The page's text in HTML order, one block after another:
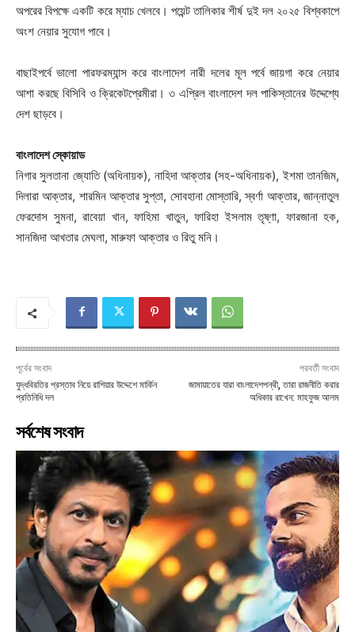
অপরের বিপক্ষে একটি করে ম্যাচ খেলবে। পয়েন্ট তালিকার শীর্ষ দুই দল ২০২৫ বিশ্বকাপে
অংশ নেয়ার সুযোগ পাবে।
বাছাইপর্বে ভালো পারফরম্যান্স করে বাংলাদেশ নারী দলের মূল পর্বে জায়গা করে নেয়ার
আশা করছে বিসিবি ও ক্রিকেটপ্রেমীরা। ৩ এপ্রিল বাংলাদেশ দল পাকিস্তানের উদ্দেশ্যে
দেশ ছাড়বে।
বাংলাদেশ স্কোয়াড
নিগার সুলতানা জ্যোতি (অধিনায়ক), নাহিদা আক্তার (সহ-অধিনায়ক), ইশমা তানজিম,
দিলারা আক্তার, শারমিন আক্তার সুপ্তা, সোবহানা মোস্তারি, স্বর্ণা আক্তার, জান্নাতুল
ফেরদোস সুমনা, রাবেয়া খান, ফাহিমা খাতুন, ফারিহা ইসলাম তৃষ্ণা, ফারজানা হক,
সানজিদা আখতার মেঘলা, মারুফা আক্তার ও রিতু মনি।
পূর্বের সংবাদ
যুদ্ধবিরতির প্রস্তাব নিয়ে রাশিয়ার উদ্দেশে মার্কিন
প্রতিনিধি দল
পরবর্তী সংবাদ
জামায়াতের যারা বাংলাদেশপন্থী, তারা রাজনীতি করার
অধিকার রাখেন: মাহফুজ আলম
সর্বশেষ সংবাদ